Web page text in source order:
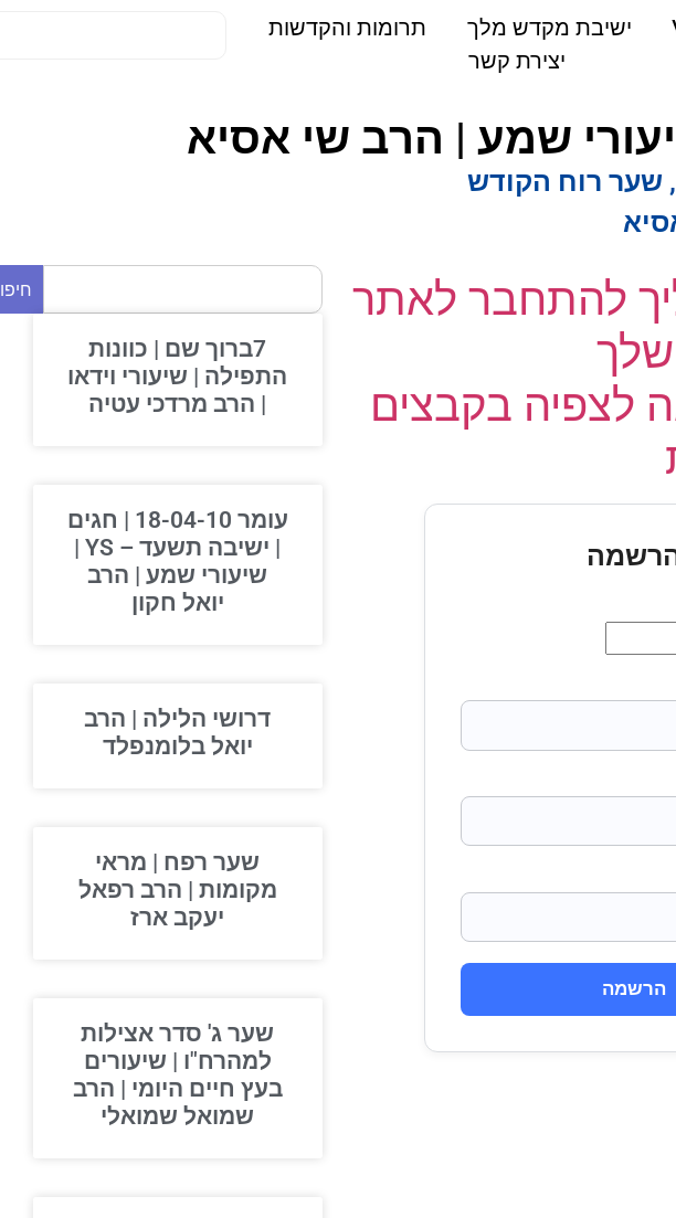
ישיבת מקדש מלך
תרומות והקדשות
יצירת קשר
שמע | הרב שי אסיא
רוח הקודש
להתחבר לאתר
לצפיה בקבצים
הרשמה
חיפוש
7ברוך שם | כוונות
התפילה | שיעורי וידאו
| הרב מרדכי עטיה
עומר 18-04-10 | חגים
| ישיבה תשעד – YS |
שיעורי שמע | הרב
יואל חקון
דרושי הלילה | הרב
יואל בלומנפלד
שער רפח | מראי
מקומות | הרב רפאל
יעקב ארז
שער ג' סדר אצילות
למהרח"ו | שיעורים
בעץ חיים היומי | הרב
שמואל שמואלי